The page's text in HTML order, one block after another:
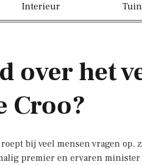
Interieur Tuin
over het
Croo?
roept bij veel mensen vragen
premier en ervaren